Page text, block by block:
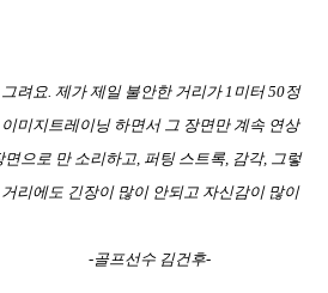
려요. 제가 제일 불안한 거리가 1미터 50정
미지트레이닝 하면서 그 장면만 계속 연상
으로 만 소리하고, 퍼팅 스트록, 감각, 그렇
리에도 긴장이 많이 안되고 자신감이 많이
김건후-